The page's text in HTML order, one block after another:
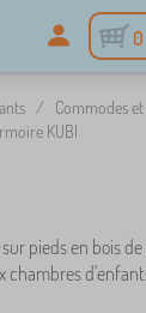
/ Commodes
KUBI
pieds en bois
chambres